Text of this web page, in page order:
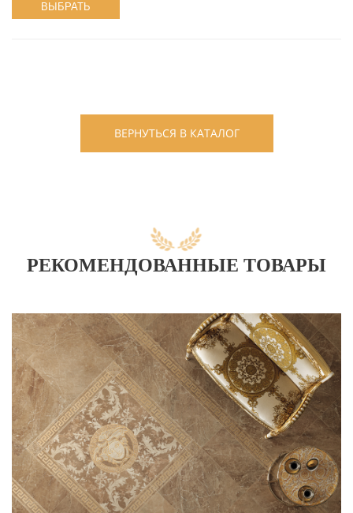
ВЫБРАТЬ
ВЕРНУТЬСЯ В КАТАЛОГ
РЕКОМЕНДОВАННЫЕ ТОВАРЫ